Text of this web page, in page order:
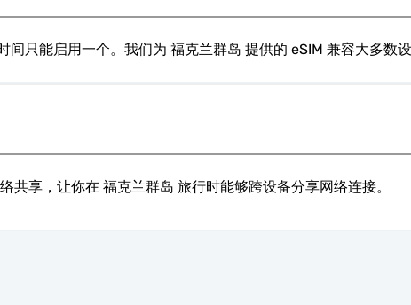
只能启用一个。我们为 福克兰群岛 提供的 eSIM 兼容大多数
享，让你在 福克兰群岛 旅行时能够跨设备分享网络连接。